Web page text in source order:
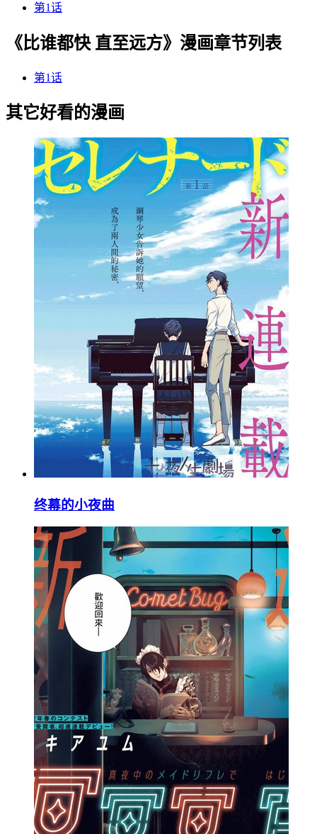
第1话
《比谁都快 直至远方》漫画章节列表
第1话
其它好看的漫画
终幕的小夜曲